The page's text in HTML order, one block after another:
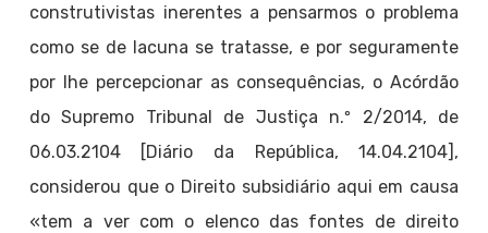
construtivistas inerentes a pensarmos o problema
como se de lacuna se tratasse, e por seguramente
por lhe percepcionar as consequências, o Acórdão
do Supremo Tribunal de Justiça n.º 2/2014, de
06.03.2104 [Diário da República, 14.04.2104],
considerou que o Direito subsidiário aqui em causa
«tem a ver com o elenco das fontes de direito